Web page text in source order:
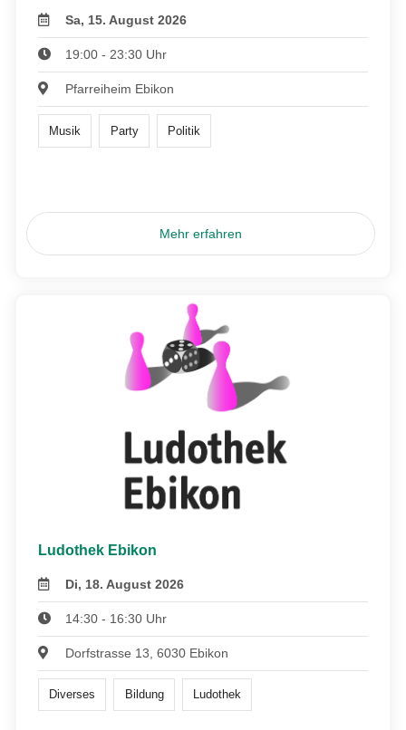
Sa, 15. August 2026
19:00 - 23:30 Uhr
Pfarreiheim Ebikon
Musik Party Politik
Mehr erfahren
Ludothek Ebikon
Di, 18. August 2026
14:30 - 16:30 Uhr
Dorfstrasse 13, 6030 Ebikon
Diverses Bildung Ludothek